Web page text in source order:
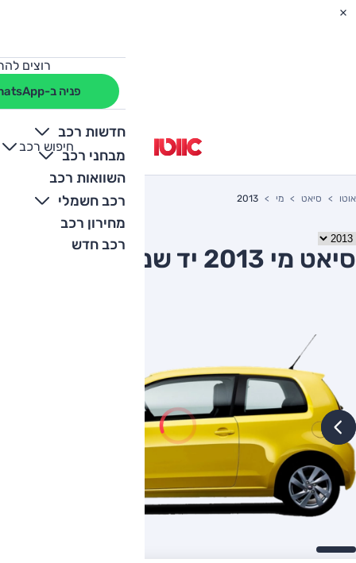
רוצים
פניה ב-WhatsApp
חדשות רכב
מבחני רכב
השוואות רכב
רכב חשמלי
מחירון רכב
רכב חדש
חיפוש רכב
+
-
אוטו סיאט מי 2013
סיאט מי 2013 יד שניה